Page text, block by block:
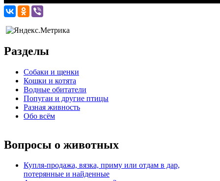
Разделы
Собаки и щенки
Кошки и котята
Водные обитатели
Попугаи и другие птицы
Разная живность
Обо всём
Вопросы о животных
Купля-продажа, вязка, приму или отдам в дар,
потерянные и найденные